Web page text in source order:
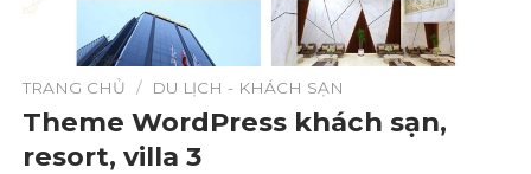
TRANG CHỦ / DU LỊCH - KHÁCH SẠN
Theme WordPress khách sạn,
resort, villa 3